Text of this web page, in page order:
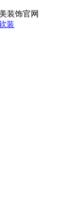
装饰官网
装